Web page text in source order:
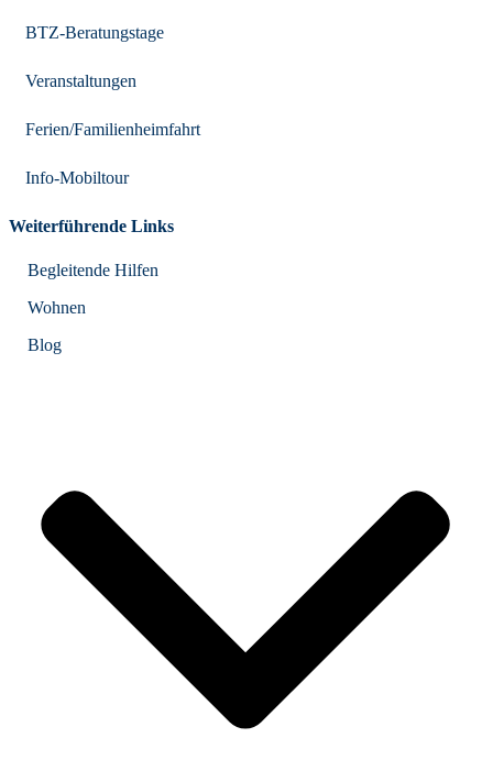
BTZ-Beratungstage
Veranstaltungen
Ferien/Familienheimfahrt
Info-Mobiltour
Weiterführende Links
Begleitende Hilfen
Wohnen
Blog